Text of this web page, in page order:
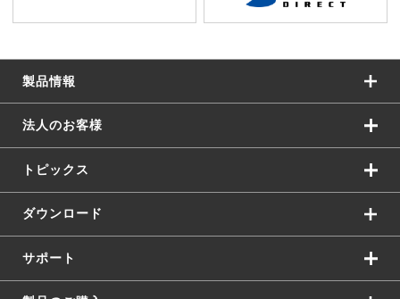
製品情報
法人のお客様
トピックス
ダウンロード
サポート